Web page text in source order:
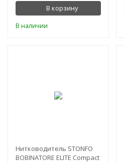
В корзину
В наличии
Нитководитель STONFO
BOBINATORE ELITE Compact